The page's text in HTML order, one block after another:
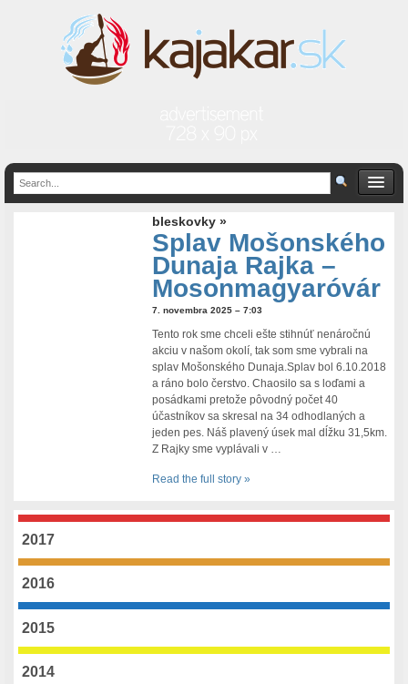
bleskovky »
Splav Mošonského
Dunaja Rajka –
Mosonmagyaróvár
7. novembra 2025 – 7:03
Tento rok sme chceli ešte stihnúť nenáročnú
akciu v našom okolí, tak som sme vybrali na
splav Mošonského Dunaja.Splav bol 6.10.2018
a ráno bolo čerstvo. Chaosilo sa s loďami a
posádkami pretože pôvodný počet 40
účastníkov sa skresal na 34 odhodlaných a
jeden pes. Náš plavený úsek mal dĺžku 31,5km.
Z Rajky sme vyplávali v …
Read the full story »
2017
2016
2015
2014